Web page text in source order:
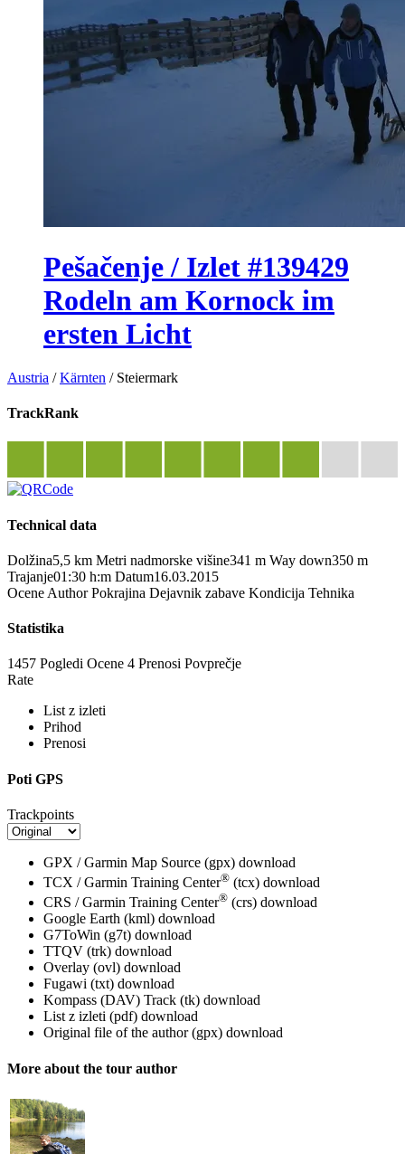
Pešačenje / Izlet #139429
Rodeln am Kornock im
ersten Licht
Austria /Kärnten / Steiermark
TrackRank
Technical data
Dolžina5,5 km Metri nadmorske višine341 m Way down350 m
Trajanje01:30 h:m Datum16.03.2015
Ocene Author Pokrajina Dejavnik zabave Kondicija Tehnika
Statistika
1457 Pogledi Ocene 4 Prenosi Povprečje
Rate
List z izleti
Prihod
Prenosi
Poti GPS
Trackpoints
GPX / Garmin Map Source (gpx) download
TCX / Garmin Training Center® (tcx) download
CRS / Garmin Training Center® (crs) download
Google Earth (kml) download
G7ToWin (g7t) download
TTQV (trk) download
Overlay (ovl) download
Fugawi (txt) download
Kompass (DAV) Track (tk) download
List z izleti (pdf) download
Original file of the author (gpx) download
More about the tour author